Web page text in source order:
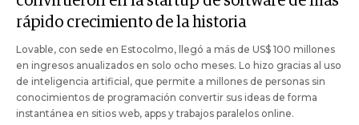
rápido crecimiento de la historia
Lovable, con sede en Estocolmo, llegó a más de US$ 100 millones
en ingresos anualizados en solo ocho meses. Lo hizo gracias al uso
de inteligencia artificial, que permite a millones de personas sin
conocimientos de programación convertir sus ideas de forma
instantánea en sitios web, apps y trabajos paralelos online.